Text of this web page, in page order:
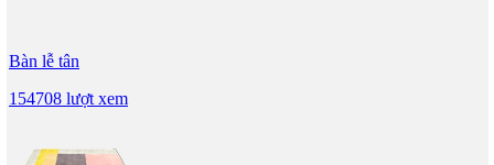
Bàn lễ tân
154708 lượt xem